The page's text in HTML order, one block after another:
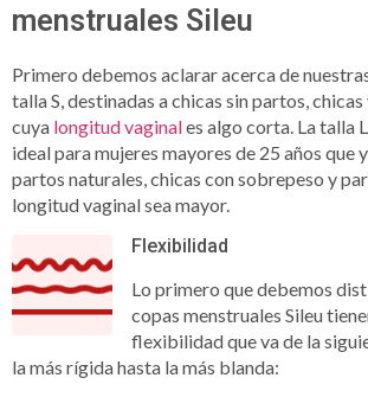
menstruales Sileu
Primero debemos aclarar acerca de
talla S, destinadas a chicas sin partos,
cuya longitud vaginales algo corta. La talla
ideal para mujeres mayores de 25 años que
partos naturales, chicas con sobrepeso y
longitud vaginal sea mayor.
Flexibilidad
Lo primero que debemos
copas menstruales Sileu
flexibilidad que va de la
la más rígida hasta la más blanda: